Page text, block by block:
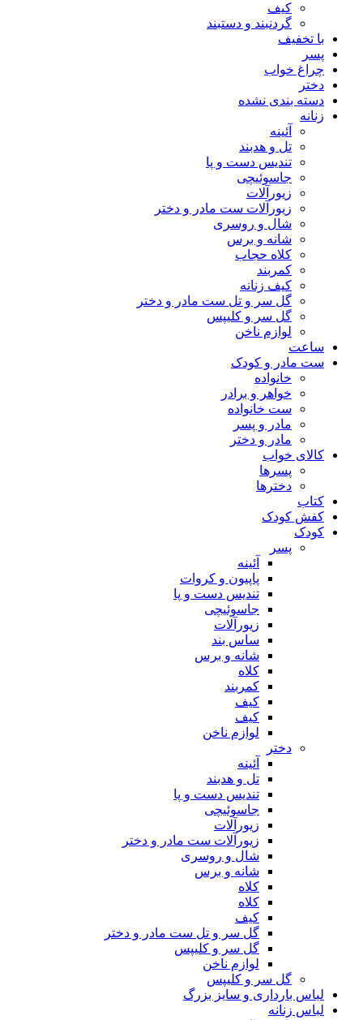
کیف
گردنبند و دستبند
با تخفیف
پسر
چراغ خواب
دختر
دسته بندی نشده
زنانه
آئینه
تل و هدبند
تندیس دست و پا
جاسوئیچی
زیورآلات
زیورآلات ست مادر و دختر
شال و روسری
شانه و برس
کلاه حجاب
کمربند
کیف زنانه
گل سر و تل ست مادر و دختر
گل سر و کلیپس
لوازم ناخن
ساعت
ست مادر و کودک
خانواده
خواهر و برادر
ست خانواده
مادر و پسر
مادر و دختر
کالای خواب
پسرها
دخترها
کتاب
کفش کودک
کودک
پسر
آئینه
پاپیون و کروات
تندیس دست و پا
جاسوئیچی
زیورآلات
ساس بند
شانه و برس
کلاه
کمربند
کیف
کیف
لوازم ناخن
دختر
آئینه
تل و هدبند
تندیس دست و پا
جاسوئیچی
زیورآلات
زیورآلات ست مادر و دختر
شال و روسری
شانه و برس
کلاه
کلاه
کیف
گل سر و تل ست مادر و دختر
گل سر و کلیپس
لوازم ناخن
گل سر و کلیپس
لباس بارداری و سایز بزرگ
لباس زنانه